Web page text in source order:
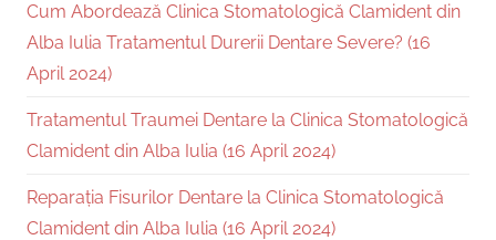
Cum Abordează Clinica Stomatologică Clamident din
Alba Iulia Tratamentul Durerii Dentare Severe? (16
April 2024)
Tratamentul Traumei Dentare la Clinica Stomatologică
Clamident din Alba Iulia (16 April 2024)
Reparația Fisurilor Dentare la Clinica Stomatologică
Clamident din Alba Iulia (16 April 2024)